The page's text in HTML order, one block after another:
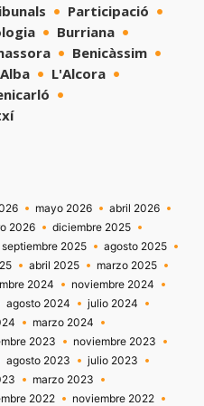
Participació
Burriana
Benicàssim
L'Alcora
mayo 2026
abril 2026
2026
diciembre 2025
septiembre 2025
agosto 2025
abril 2025
marzo 2025
2024
noviembre 2024
agosto 2024
julio 2024
marzo 2024
2023
noviembre 2023
agosto 2023
julio 2023
marzo 2023
2022
noviembre 2022